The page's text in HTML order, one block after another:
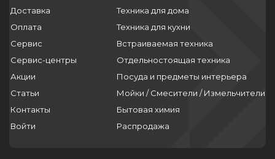
Встраиваемые холодильники
Встраиваемый двухкамерный
холодильник liebherr
Встраиваемый холодильник liebherr
Холодильник liebherr встроенный
однокамерный
Доставка
Оплата
Сервис
Сервис-центры
Акции
Статьи
Контакты
Войти
Техника для дома
Техника для кухни
Встраиваемая техника
Отдельностоящая техника
Посуда и предметы интерьера
Мойки / Смесители / Измельчители
Бытовая химия
Распродажа